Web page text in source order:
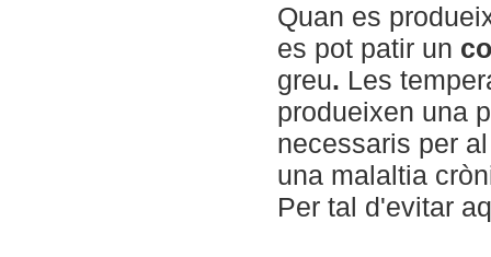
Quan es
es pot patir un
greu. Les
produeixen una
necessaris per
una malaltia
Per tal d'evitar